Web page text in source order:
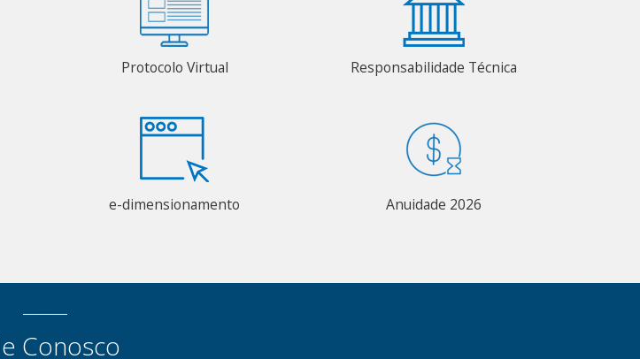
Protocolo Virtual Responsabilidade Técnica
e-dimensionamento Anuidade 2026
Conosco